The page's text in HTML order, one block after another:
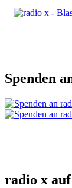
Spenden
radio x auf